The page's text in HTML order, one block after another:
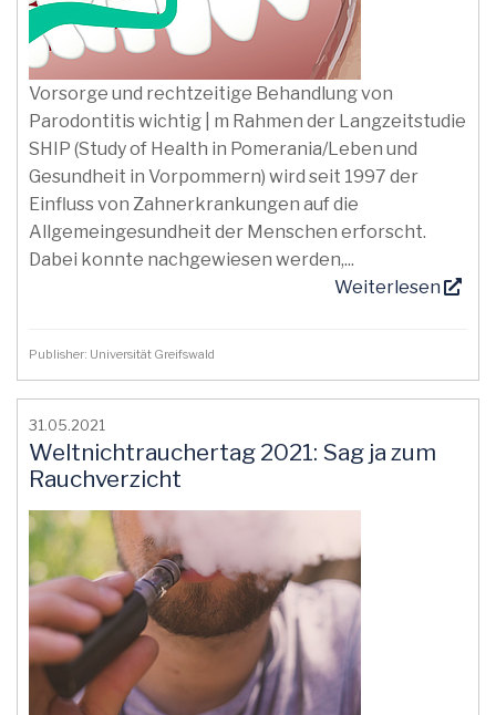
Vorsorge und rechtzeitige Behandlung von
Parodontitis wichtig | m Rahmen der Langzeitstudie
SHIP (Study of Health in Pomerania/Leben und
Gesundheit in Vorpommern) wird seit 1997 der
Einfluss von Zahnerkrankungen auf die
Allgemeingesundheit der Menschen erforscht.
Dabei konnte nachgewiesen werden,...
Weiterlesen
Publisher: Universität Greifswald
31.05.2021
Weltnichtrauchertag 2021: Sag ja zum
Rauchverzicht